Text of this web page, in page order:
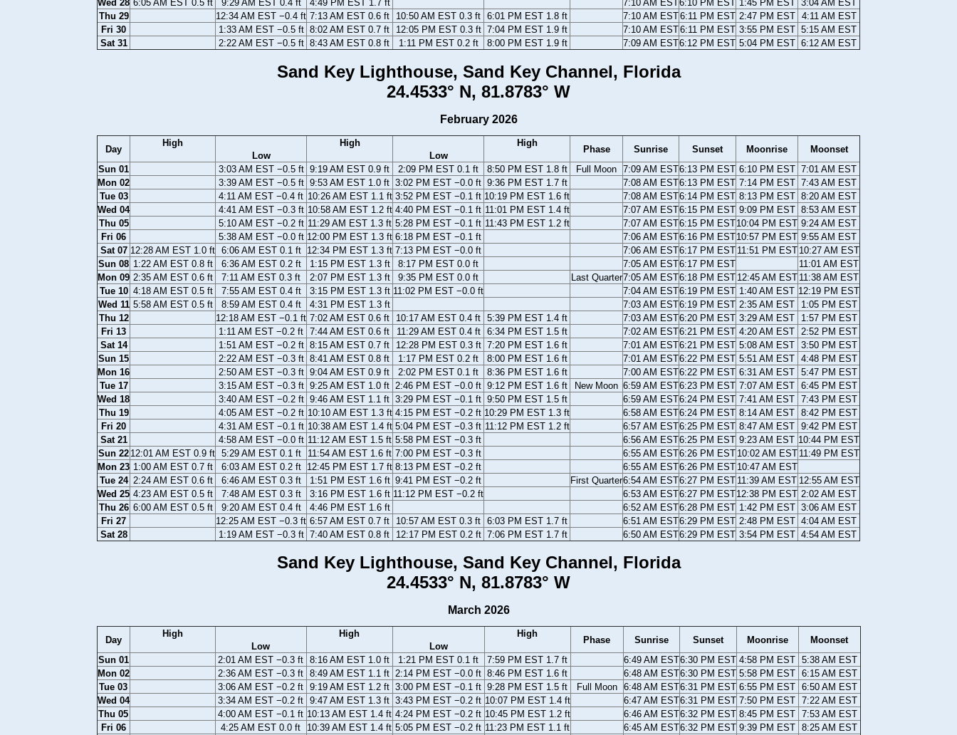
Wed 28 6:05 AM EST 0.5 ft 9:29 AM EST 0.4 ft 4:49 PM EST 1.7 ft 7:10 AM EST6:10 PM EST 1:45 PM EST 3:04 AM EST
Thu 29
12:34 AM EST −0.4 ft 7:13 AM EST 0.6 ft 10:50 AM EST 0.3 ft 6:01 PM EST 1.8 ft 7:10 AM EST6:11 PM EST 2:47 PM EST
4:11 AM EST
Fri 30
1:33 AM EST −0.5 ft 8:02 AM EST 0.7 ft 12:05 PM EST 0.3 ft 7:04 PM EST 1.9 ft 7:10 AM EST6:11 PM EST 3:55 PM EST 5:15 AM EST
Sat 31
2:22 AM EST −0.5 ft 8:43 AM EST 0.8 ft 1:11 PM EST 0.2 ft 8:00 PM EST 1.9 ft 7:09 AM EST6:12 PM EST 5:04 PM EST 6:12 AM EST
Sand Key Lighthouse, Sand Key Channel, Florida
24.4533° N, 81.8783° W
February 2026
Day
High
Low
High
Low
High
Phase Sunrise Sunset Moonrise
Moonset
Sun 01
3:03 AM EST −0.5 ft 9:19 AM EST 0.9 ft 2:09 PM EST 0.1 ft 8:50 PM EST 1.8 ft Full Moon 7:09 AM EST6:13 PM EST 6:10 PM EST 7:01 AM EST
Mon 02
3:39 AM EST −0.5 ft 9:53 AM EST 1.0 ft 3:02 PM EST −0.0 ft 9:36 PM EST 1.7 ft 7:08 AM EST6:13 PM EST 7:14 PM EST 7:43 AM EST
Tue 03
4:11 AM EST −0.4 ft 10:26 AM EST 1.1 ft 3:52 PM EST −0.1 ft 10:19 PM EST 1.6 ft 7:08 AM EST6:14 PM EST 8:13 PM EST 8:20 AM EST
Wed 04
4:41 AM EST −0.3 ft 10:58 AM EST 1.2 ft 4:40 PM EST −0.1 ft 11:01 PM EST 1.4 ft 7:07 AM EST6:15 PM EST 9:09 PM EST 8:53 AM EST
Thu 05
5:10 AM EST −0.2 ft 11:29 AM EST 1.3 ft 5:28 PM EST −0.1 ft 11:43 PM EST 1.2 ft 7:07 AM EST6:15 PM EST10:04 PM EST 9:24 AM EST
Fri 06
5:38 AM EST −0.0 ft 12:00 PM EST 1.3 ft 6:18 PM EST −0.1 ft 7:06 AM EST6:16 PM EST10:57 PM EST 9:55 AM EST
Sat 07 12:28 AM EST 1.0 ft 6:06 AM EST 0.1 ft 12:34 PM EST 1.3 ft 7:13 PM EST −0.0 ft 7:06 AM EST6:17 PM EST 11:51 PM EST 10:27 AM EST
Sun 08 1:22 AM EST 0.8 ft 6:36 AM EST 0.2 ft 1:15 PM EST 1.3 ft 8:17 PM EST 0.0 ft 7:05 AM EST6:17 PM EST
11:01 AM EST
Mon 09 2:35 AM EST 0.6 ft 7:11 AM EST 0.3 ft 2:07 PM EST 1.3 ft 9:35 PM EST 0.0 ft Last Quarter7:05 AM EST6:18 PM EST 12:45 AM EST 11:38 AM EST
Tue 10 4:18 AM EST 0.5 ft 7:55 AM EST 0.4 ft 3:15 PM EST 1.3 ft 11:02 PM EST −0.0 ft 7:04 AM EST6:19 PM EST 1:40 AM EST 12:19 PM EST
Wed 11 5:58 AM EST 0.5 ft 8:59 AM EST 0.4 ft 4:31 PM EST 1.3 ft 7:03 AM EST6:19 PM EST 2:35 AM EST
1:05 PM EST
Thu 12
12:18 AM EST −0.1 ft 7:02 AM EST 0.6 ft 10:17 AM EST 0.4 ft 5:39 PM EST 1.4 ft 7:03 AM EST6:20 PM EST 3:29 AM EST
1:57 PM EST
Fri 13
1:11 AM EST −0.2 ft 7:44 AM EST 0.6 ft 11:29 AM EST 0.4 ft 6:34 PM EST 1.5 ft 7:02 AM EST6:21 PM EST 4:20 AM EST
2:52 PM EST
Sat 14
1:51 AM EST −0.2 ft 8:15 AM EST 0.7 ft 12:28 PM EST 0.3 ft 7:20 PM EST 1.6 ft 7:01 AM EST6:21 PM EST 5:08 AM EST 3:50 PM EST
Sun 15
2:22 AM EST −0.3 ft 8:41 AM EST 0.8 ft 1:17 PM EST 0.2 ft 8:00 PM EST 1.6 ft 7:01 AM EST6:22 PM EST 5:51 AM EST 4:48 PM EST
Mon 16
2:50 AM EST −0.3 ft 9:04 AM EST 0.9 ft 2:02 PM EST 0.1 ft 8:36 PM EST 1.6 ft 7:00 AM EST6:22 PM EST 6:31 AM EST 5:47 PM EST
Tue 17
3:15 AM EST −0.3 ft 9:25 AM EST 1.0 ft 2:46 PM EST −0.0 ft 9:12 PM EST 1.6 ft New Moon 6:59 AM EST6:23 PM EST 7:07 AM EST 6:45 PM EST
Wed 18
3:40 AM EST −0.2 ft 9:46 AM EST 1.1 ft 3:29 PM EST −0.1 ft 9:50 PM EST 1.5 ft 6:59 AM EST6:24 PM EST 7:41 AM EST 7:43 PM EST
Thu 19
4:05 AM EST −0.2 ft 10:10 AM EST 1.3 ft 4:15 PM EST −0.2 ft 10:29 PM EST 1.3 ft 6:58 AM EST6:24 PM EST 8:14 AM EST 8:42 PM EST
Fri 20
4:31 AM EST −0.1 ft 10:38 AM EST 1.4 ft 5:04 PM EST −0.3 ft 11:12 PM EST 1.2 ft 6:57 AM EST6:25 PM EST 8:47 AM EST 9:42 PM EST
Sat 21
4:58 AM EST −0.0 ft 11:12 AM EST 1.5 ft 5:58 PM EST −0.3 ft 6:56 AM EST6:25 PM EST 9:23 AM EST 10:44 PM EST
Sun 22 12:01 AM EST 0.9 ft 5:29 AM EST 0.1 ft 11:54 AM EST 1.6 ft 7:00 PM EST −0.3 ft 6:55 AM EST6:26 PM EST 10:02 AM EST 11:49 PM EST
Mon 23 1:00 AM EST 0.7 ft 6:03 AM EST 0.2 ft 12:45 PM EST 1.7 ft 8:13 PM EST −0.2 ft 6:55 AM EST6:26 PM EST 10:47 AM EST
Tue 24 2:24 AM EST 0.6 ft 6:46 AM EST 0.3 ft 1:51 PM EST 1.6 ft 9:41 PM EST −0.2 ft First Quarter6:54 AM EST6:27 PM EST 11:39 AM EST 12:55 AM EST
Wed 25 4:23 AM EST 0.5 ft 7:48 AM EST 0.3 ft 3:16 PM EST 1.6 ft 11:12 PM EST −0.2 ft 6:53 AM EST6:27 PM EST12:38 PM EST 2:02 AM EST
Thu 26 6:00 AM EST 0.5 ft 9:20 AM EST 0.4 ft 4:46 PM EST 1.6 ft 6:52 AM EST6:28 PM EST 1:42 PM EST 3:06 AM EST
Fri 27
12:25 AM EST −0.3 ft 6:57 AM EST 0.7 ft 10:57 AM EST 0.3 ft 6:03 PM EST 1.7 ft 6:51 AM EST6:29 PM EST 2:48 PM EST 4:04 AM EST
Sat 28
1:19 AM EST −0.3 ft 7:40 AM EST 0.8 ft 12:17 PM EST 0.2 ft 7:06 PM EST 1.7 ft 6:50 AM EST6:29 PM EST 3:54 PM EST 4:54 AM EST
Sand Key Lighthouse, Sand Key Channel, Florida
24.4533° N, 81.8783° W
March 2026
Day
High
Low
High
Low
High
Phase Sunrise Sunset Moonrise
Moonset
Sun 01
2:01 AM EST −0.3 ft 8:16 AM EST 1.0 ft 1:21 PM EST 0.1 ft 7:59 PM EST 1.7 ft 6:49 AM EST6:30 PM EST 4:58 PM EST 5:38 AM EST
Mon 02
2:36 AM EST −0.3 ft 8:49 AM EST 1.1 ft 2:14 PM EST −0.0 ft 8:46 PM EST 1.6 ft 6:48 AM EST6:30 PM EST 5:58 PM EST 6:15 AM EST
Tue 03
3:06 AM EST −0.2 ft 9:19 AM EST 1.2 ft 3:00 PM EST −0.1 ft 9:28 PM EST 1.5 ft Full Moon 6:48 AM EST6:31 PM EST 6:55 PM EST 6:50 AM EST
Wed 04
3:34 AM EST −0.2 ft 9:47 AM EST 1.3 ft 3:43 PM EST −0.2 ft 10:07 PM EST 1.4 ft 6:47 AM EST6:31 PM EST 7:50 PM EST 7:22 AM EST
Thu 05
4:00 AM EST −0.1 ft 10:13 AM EST 1.4 ft 4:24 PM EST −0.2 ft 10:45 PM EST 1.2 ft 6:46 AM EST6:32 PM EST 8:45 PM EST 7:53 AM EST
Fri 06
4:25 AM EST 0.0 ft 10:39 AM EST 1.4 ft 5:05 PM EST −0.2 ft 11:23 PM EST 1.1 ft 6:45 AM EST6:32 PM EST 9:39 PM EST 8:25 AM EST